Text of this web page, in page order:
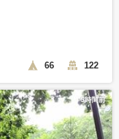
66 122
5時間前